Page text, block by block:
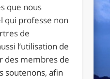
que nous
qui professe non
de
l’utilisation de
des membres de
soutenons, afin